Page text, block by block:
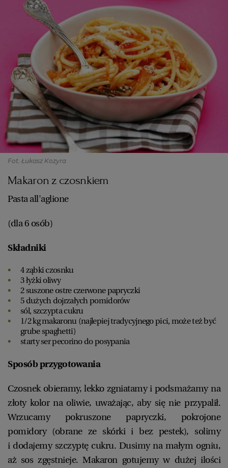
Fot. Łukasz Kozyra
Makaron z czosnkiem
Pasta all'aglione
(dla 6 osób)
Składniki
4 ząbki czosnku
3 łyżki oliwy
2 suszone ostre czerwone papryczki
5 dużych dojrzałych pomidorów
sól, szczypta cukru
1/2 kg makaronu (najlepiej tradycyjnego pici, może też być
grube spaghetti)
starty ser pecorino do posypania
Sposób przygotowania
Czosnek obieramy, lekko zgniatamy i podsmażamy na
złoty kolor na oliwie, uważając, aby się nie przypalił.
Wrzucamy pokruszone papryczki, pokrojone
pomidory (obrane ze skórki i bez pestek), solimy
i dodajemy szczyptę cukru. Dusimy na małym ogniu,
aż sos zgęstnieje. Makaron gotujemy w dużej ilości